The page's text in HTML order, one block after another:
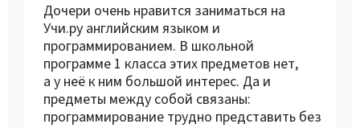
Дочери очень нравится заниматься на
Учи.ру английским языком и
программированием. В школьной
программе 1 класса этих предметов нет,
а у неё к ним большой интерес. Да и
предметы между собой связаны:
программирование трудно представить без